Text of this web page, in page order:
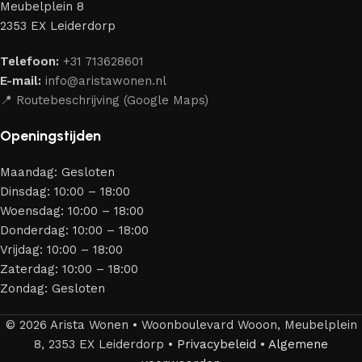
merken die al jarenlang hun vakmanschap en eerlijkheid
bewijzen. Al onze leveranciers garanderen meubels van
aantrekkelijk design en optimale veiligheid — zodat je
jarenlang kunt genieten van jouw interieur.
Meubelplein 8
2353 EX Leiderdorp
Telefoon: +31 713628601
E-mail: info@aristawonen.nl
📍 Routebeschrijving (Google Maps)
Openingstijden
Maandag: Gesloten
Dinsdag: 10:00 – 18:00
Woensdag: 10:00 – 18:00
Donderdag: 10:00 – 18:00
Vrijdag: 10:00 – 18:00
Zaterdag: 10:00 – 18:00
Zondag: Gesloten
© 2026 Arista Wonen • Woonboulevard Wooon, Meubelplein
8, 2353 EX Leiderdorp • Privacybeleid • Algemene